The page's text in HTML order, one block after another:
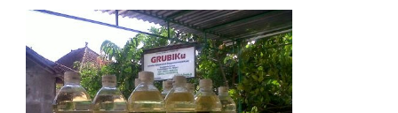
DI
TEBO
SUMATERA